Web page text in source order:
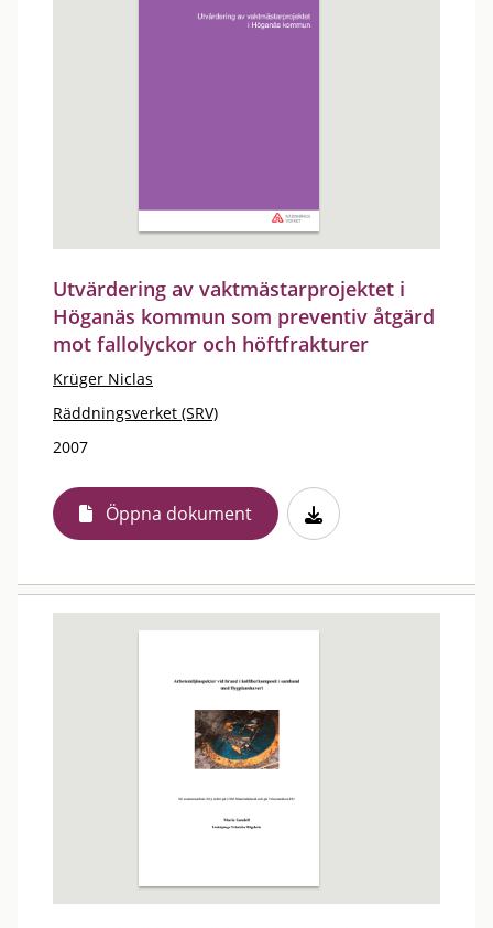
Utvärdering av vaktmästarprojektet i
Höganäs kommun som preventiv åtgärd
mot fallolyckor och höftfrakturer
Krüger Niclas
Räddningsverket (SRV)
2007
Öppna dokument